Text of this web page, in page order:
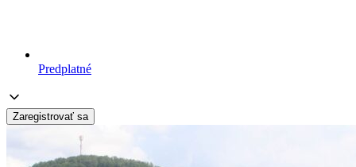
Predplatné
Zaregistrovať sa